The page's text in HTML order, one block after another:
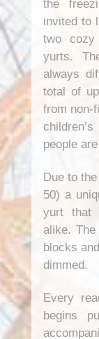
the
invited to
two cozy
yurts.
always
total of
from non-
people
Due to
50) a
yurt that
alike.
blocks
dimmed.
Every
begins